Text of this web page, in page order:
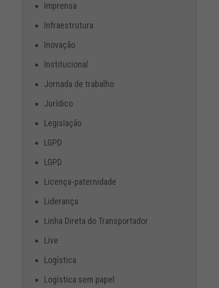
Imprensa
Infraestrutura
Inovação
Institucional
Jornada de trabalho
Jurídico
Legislação
LGPD
LGPD
Licença-paternidade
Liderança
Linha Direta do Transportador
Live
Logística
Logística sem papel